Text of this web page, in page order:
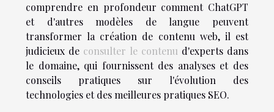
comprendre en profondeur comment ChatGPT
et d'autres modèles de langue peuvent
transformer la création de contenu web, il est
judicieux de consulter le contenu d'experts dans
le domaine, qui fournissent des analyses et des
conseils pratiques sur l'évolution des
technologies et des meilleures pratiques SEO.